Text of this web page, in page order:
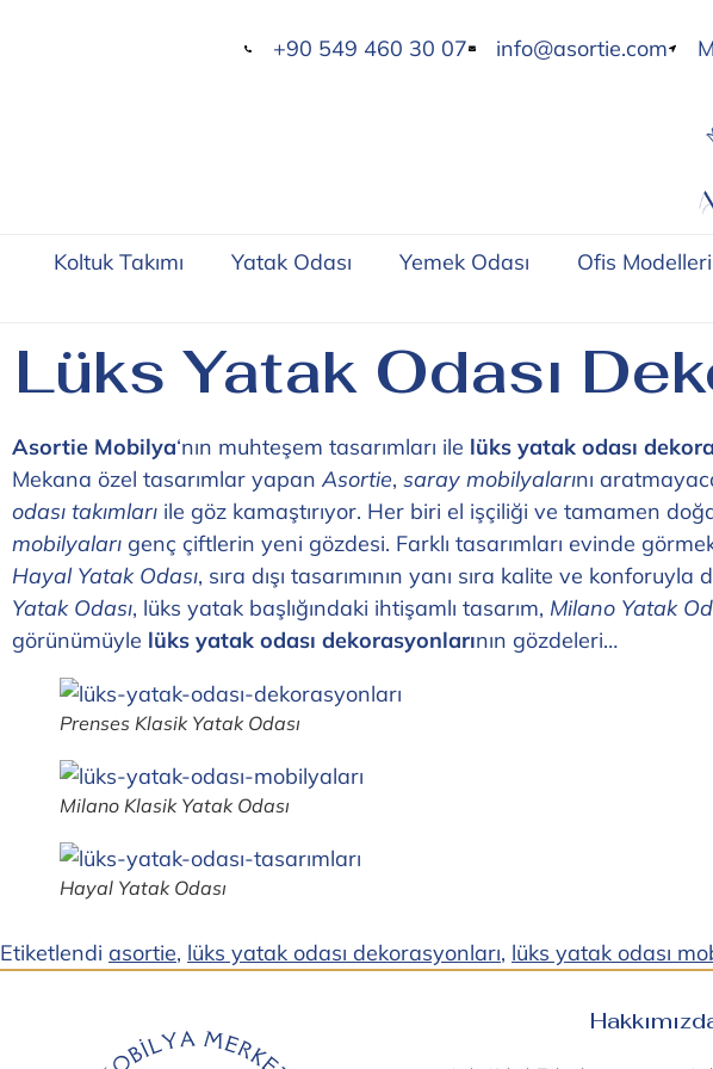
+90 549 460 30 07 info@asortie.com
Koltuk Takımı Yatak Odası Yemek Odası Ofis Modelleri
Lüks Yatak Odası
Asortie Mobilya‘nın muhteşem tasarımları ile lüks yatak odası
Mekana özel tasarımlar yapanAsortie, saray mobilyalarını
odası takımları ile göz kamaştırıyor. Her biri el işçiliği ve tamamen
mobilyaları genç çiftlerin yeni gözdesi. Farklı tasarımları evinde
Hayal Yatak Odası, sıra dışı tasarımının yanı sıra kalite ve
Yatak Odası, lüks yatak başlığındaki ihtişamlı tasarım, Milano Yatak
görünümüyle lüks yatak odası dekorasyonlarının gözdeleri…
Prenses Klasik Yatak Odası
Milano Klasik Yatak Odası
Hayal Yatak Odası
Etiketlendi asortie, lüks yatak odası dekorasyonları, lüks yatak odası